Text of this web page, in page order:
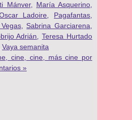
Mánver, María Asquerino
Ladoire Pagafantas
, Sabrina Garciarena
Adrián ,Teresa Hurtado
Vaya semanita
cine, cine, más cine por
»